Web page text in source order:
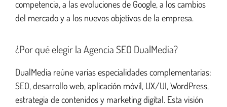
competencia, a las evoluciones de Google, a los cambios
del mercado y a los nuevos objetivos de la empresa.
¿Por qué elegir la Agencia SEO DualMedia?
DualMedia reúne varias especialidades complementarias:
SEO, desarrollo web, aplicación móvil, UX/UI, WordPress,
estrategia de contenidos y marketing digital. Esta visión